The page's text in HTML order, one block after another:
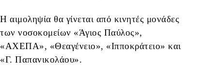
Η αιμοληψία θα γίνεται από κινητές μονάδες
των νοσοκομείων «Άγιος Παύλος»,
«ΑΧΕΠΑ», «Θεαγένειο», «Ιπποκράτειο» και
«Γ. Παπανικολάου».